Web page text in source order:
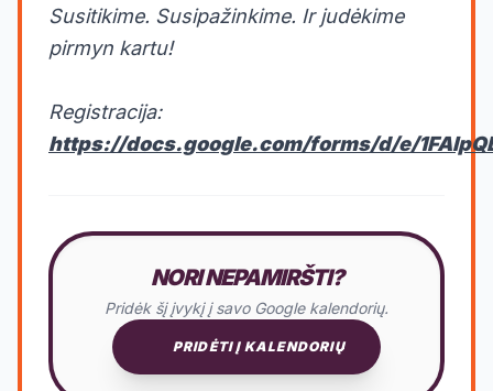
Susitikime. Susipažinkime. Ir judėkime
pirmyn kartu!
Registracija:
https://docs.google.com/forms/d/e/
NORI NEPAMIRŠTI?
Pridėk šį įvykį į savo Google kalendorių.
PRIDĖTI Į KALENDORIŲ